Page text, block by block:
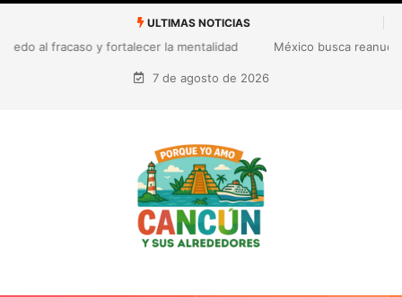
ULTIMAS NOTICIAS
México busca reanudar la exportación de aguacate a Estados
Unidos tras suspensión por alerta de seguridad
7 de agosto de 2026